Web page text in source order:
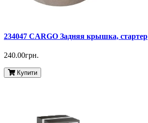
234047 CARGO Задняя крышка, стартер
240.00грн.
Купити